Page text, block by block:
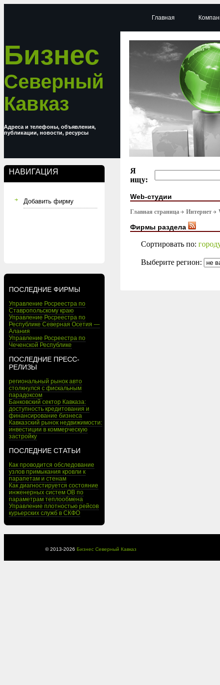
Бизнес
Северный
Кавказ
Адреса и телефоны, объявления,
публикации, новости, ресурсы
НАВИГАЦИЯ
Добавить фирму
ПОСЛЕДНИЕ ФИРМЫ
Управление Росреестра по
Ставропольскому краю
Управление Росреестра по
Республике Северная Осетия —
Алания
Управление Росреестра по
Чеченской Республике
ПОСЛЕДНИЕ ПРЕСС-
РЕЛИЗЫ
региональный рынок авто
столкнулся с фискальным
парадоксом
Банковский сектор Кавказа:
доступность кредитования и
финансирование бизнеса
Кавказский рынок недвижимости:
инвестиции в коммерческую
застройку
ПОСЛЕДНИЕ СТАТЬИ
Как проводится обследование
узлов примыкания кровли к
парапетам и стенам
Как диагностируется состояние
инженерных систем ОВ по
параметрам теплообмена
Управление плотностью рейсов
курьерских служб в СКФО
Главная
Я
ищу:
Web-студии
Главная страница Интернет
Фирмы раздела
Сортировать по:
Выберите регион:
© 2013-2026 Бизнес Северный Кавказ